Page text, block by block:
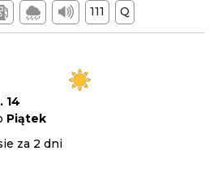
111 Q
14
Piątek
za 2 dni